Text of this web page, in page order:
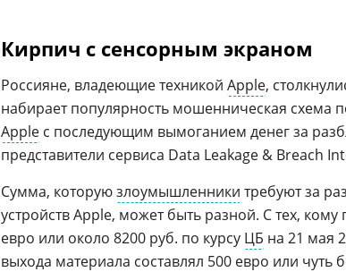
Кирпич с сенсорным экраном
Россияне, владеющие техникой Apple,
набирает популярность мошенническая схема
Apple с последующим вымоганием денег за
представители сервиса Data Leakage & Breach
Сумма, которуюзлоумышленники требуют за
устройств Apple, может быть разной. С тех,
евро или около 8200 руб. по курсу ЦБ на 21 мая
выхода материала составлял 500 евро или чуть